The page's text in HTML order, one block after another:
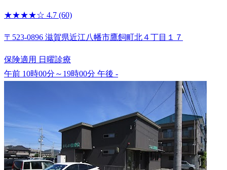
★★★★☆ 4.7 (60)
〒523-0896 滋賀県近江八幡市鷹飼町北４丁目１７
保険適用 日曜診療
午前 10時00分～19時00分 午後 -